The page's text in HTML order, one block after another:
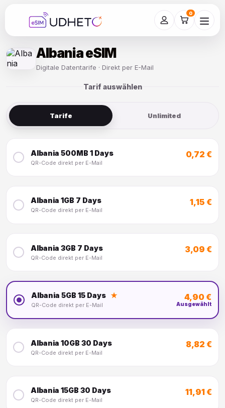
0
Albania eSIM
Digitale Datentarife · Direkt per E-Mail
Tarif auswählen
Tarife Unlimited
Albania 500MB 1 Days
QR-Code direkt per E-Mail
0,72 €
Albania 1GB 7 Days
QR-Code direkt per E-Mail
1,15 €
Albania 3GB 7 Days
QR-Code direkt per E-Mail
3,09 €
Albania 5GB 15 Days ★
QR-Code direkt per E-Mail
4,90 €
Ausgewählt
Albania 10GB 30 Days
QR-Code direkt per E-Mail
8,82 €
Albania 15GB 30 Days
QR-Code direkt per E-Mail
11,91 €